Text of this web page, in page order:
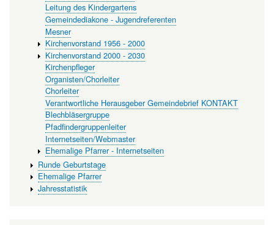
Leitung des Kindergartens
Gemeindediakone - Jugendreferenten
Mesner
Kirchenvorstand 1956 - 2000
Kirchenvorstand 2000 - 2030
Kirchenpfleger
Organisten/Chorleiter
Chorleiter
Verantwortliche Herausgeber Gemeindebrief KONTAKT
Blechbläsergruppe
Pfadfindergruppenleiter
Internetseiten/Webmaster
Ehemalige Pfarrer - Internetseiten
Runde Geburtstage
Ehemalige Pfarrer
Jahresstatistik